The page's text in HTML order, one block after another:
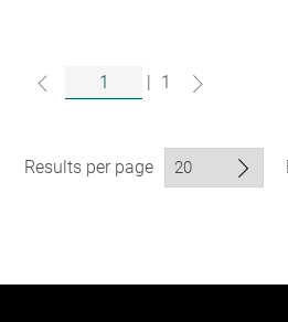
| 1
Results per page